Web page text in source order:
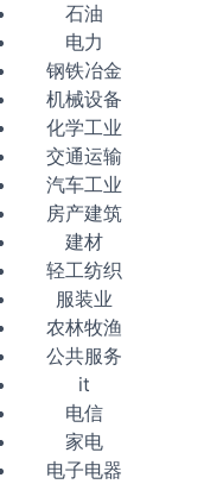
石油
电力
钢铁冶金
机械设备
化学工业
交通运输
汽车工业
房产建筑
建材
轻工纺织
服装业
农林牧渔
公共服务
it
电信
家电
电子电器